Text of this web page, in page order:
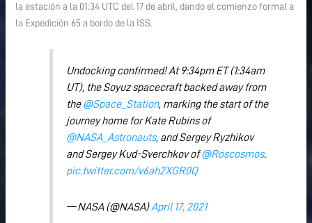
la estación a la 01:34 UTC del 17 de abril, dando el comienzo formal a
la Expedición 65 a bordo de la ISS.
Undocking confirmed! At 9:34pm ET (1:34am
UT), the Soyuz spacecraft backed away from
the@Space_Station, marking the start of the
journey home for Kate Rubins of
@NASA_Astronauts, and Sergey Ryzhikov
and Sergey Kud-Sverchkov of@Roscosmos.
pic.twitter.com/v6ah2XGR0Q
— NASA (@NASA)April 17, 2021